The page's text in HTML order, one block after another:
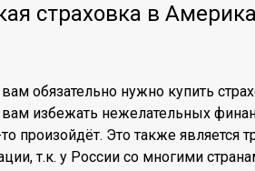
страховка в
обязательно нужно купить
избежать нежелательных
произойдёт. Это также является
т.к. у России со многими